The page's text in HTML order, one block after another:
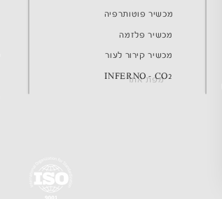
מכשיר פוטותרפיה
מכשיר פלזמה
מכשיר קירור לעור
מפת אתר
INFERNO - CO2